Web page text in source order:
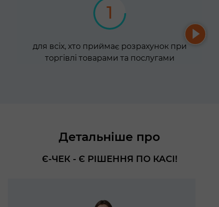
1
для всіх, хто приймає розрахунок при
торгівлі товарами та послугами
Детальніше про
Є-ЧЕК - Є РІШЕННЯ ПО КАСІ!